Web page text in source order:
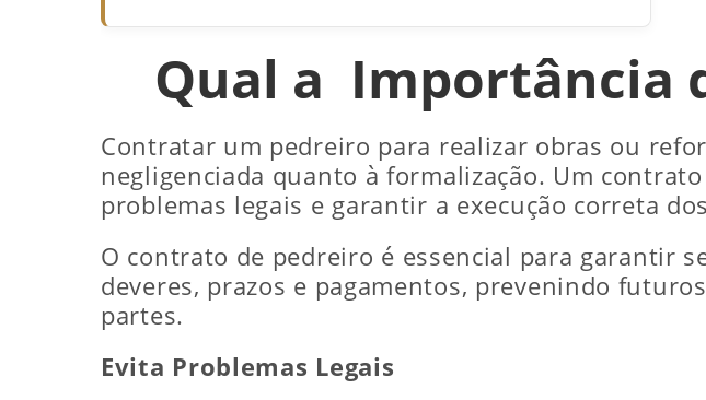
Qual a Importância
Contratar um pedreiro para realizar obras ou
negligenciada quanto à formalização. Um
problemas legais e garantir a execução correta
O contrato de pedreiro é essencial para garantir
deveres, prazos e pagamentos, prevenindo
partes.
Evita Problemas Legais